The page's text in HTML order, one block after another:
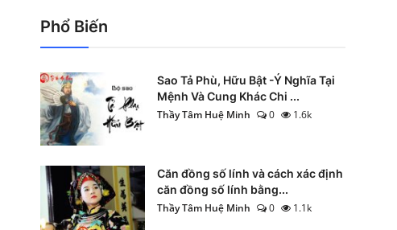
Phổ Biến
Sao Tả Phù, Hữu Bật -Ý Nghĩa Tại
Mệnh Và Cung Khác Chi ...
Thầy Tâm Huệ Minh
0 1.6k
Căn đồng số lính và cách xác định
căn đồng số lính bằng...
Thầy Tâm Huệ Minh
0 1.1k